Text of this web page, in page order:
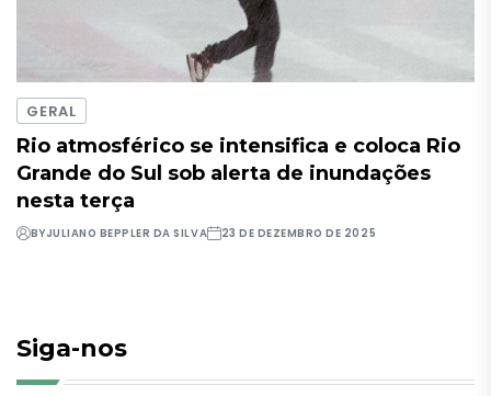
GERAL
Rio atmosférico se intensifica e coloca Rio
Grande do Sul sob alerta de inundações
nesta terça
BYJULIANO BEPPLER DA SILVA 23 DE DEZEMBRO DE 2025
Siga-nos